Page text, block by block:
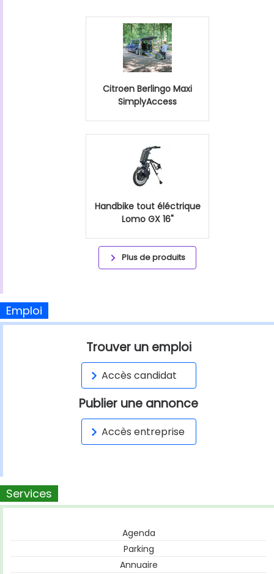
Citroen Berlingo Maxi
SimplyAccess
Handbike tout éléctrique
Lomo GX 16"
Plus de produits
Emploi
Trouver un emploi
Accès candidat
Publier une annonce
Accès entreprise
Services
Agenda
Parking
Annuaire